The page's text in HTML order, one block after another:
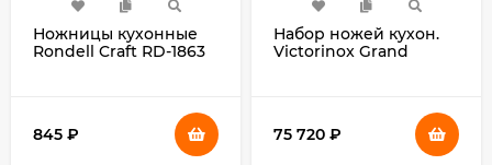
Ножницы кухонные
Rondell Craft RD-1863
845 ₽
Набор ножей кухон.
Victorinox Grand
подставкой черный
подар.коробка
75 720 ₽